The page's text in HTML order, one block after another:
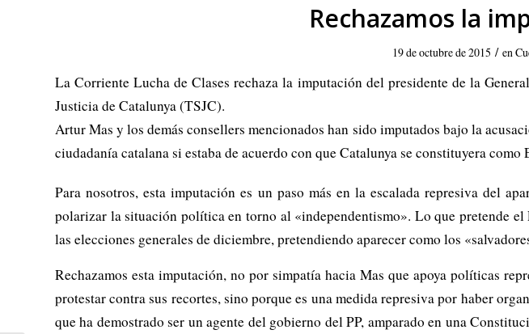
Rechazamos la
19 de octubre de 2015 / en
La Corriente Lucha de Clases rechaza la imputación del presidente de la
Justicia de Catalunya (TSJC).
Artur Mas y los demás consellers mencionados han sido imputados bajo la
ciudadanía catalana si estaba de acuerdo con que Catalunya se constituyera
Para nosotros, esta imputación es un paso más en la escalada represiva del
polarizar la situación política en torno al «independentismo». Lo que pretende
las elecciones generales de diciembre, pretendiendo aparecer como los
Rechazamos esta imputación, no por simpatía hacia Mas que apoya políticas
protestar contra sus recortes, sino porque es una medida represiva por haber
que ha demostrado ser un agente del gobierno del PP, amparado en una